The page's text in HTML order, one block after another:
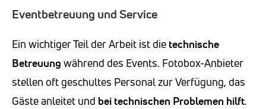
Eventbetreuung und Service
Ein wichtiger Teil der Arbeit ist die technische
Betreuung während des Events. Fotobox-Anbieter
stellen oft geschultes Personal zur Verfügung, das
Gäste anleitet und bei technischen Problemen hilft.